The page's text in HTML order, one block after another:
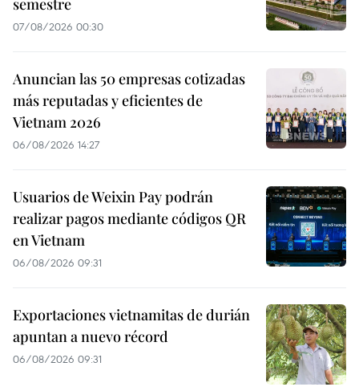
semestre
07/08/2026 00:30
Anuncian las 50 empresas cotizadas
más reputadas y eficientes de
Vietnam 2026
06/08/2026 14:27
Usuarios de Weixin Pay podrán
realizar pagos mediante códigos QR
en Vietnam
06/08/2026 09:31
Exportaciones vietnamitas de durián
apuntan a nuevo récord
06/08/2026 09:31